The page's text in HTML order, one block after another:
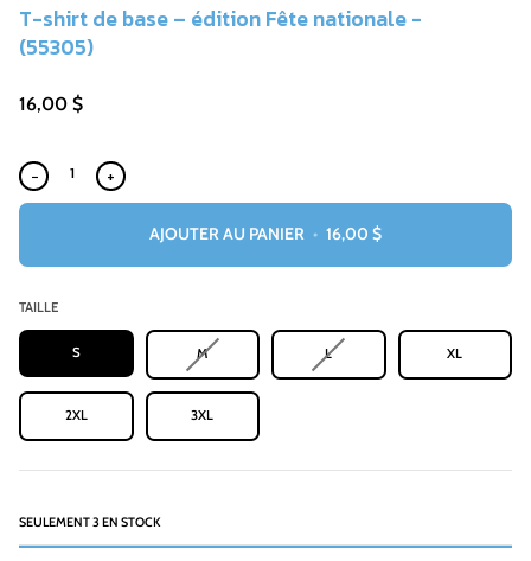
T-shirt de base – édition Fête nationale -
(55305)
16,00 $
TAILLE
S MVARIANTE
OU
INDISPONIBLE
LVARIANTE
XL
2XL 3XL
− +
SEULEMENT3 EN STOCK
AJOUTER AU PANIER • 16,00 $